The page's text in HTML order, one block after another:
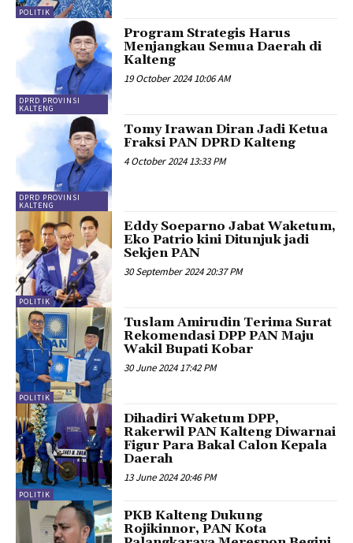
POLITIK
DPRD PROVINSI
KALTENG
Program Strategis Harus
Menjangkau Semua Daerah di
Kalteng
19 October 2024 10:06 AM
DPRD PROVINSI
KALTENG
Tomy Irawan Diran Jadi Ketua
Fraksi PAN DPRD Kalteng
4 October 2024 13:33 PM
POLITIK
Eddy Soeparno Jabat Waketum,
Eko Patrio kini Ditunjuk jadi
Sekjen PAN
30 September 2024 20:37 PM
POLITIK
Tuslam Amirudin Terima Surat
Rekomendasi DPP PAN Maju
Wakil Bupati Kobar
30 June 2024 17:42 PM
POLITIK
Dihadiri Waketum DPP,
Rakerwil PAN Kalteng Diwarnai
Figur Para Bakal Calon Kepala
Daerah
13 June 2024 20:46 PM
PKB Kalteng Dukung
Rojikinnor, PAN Kota